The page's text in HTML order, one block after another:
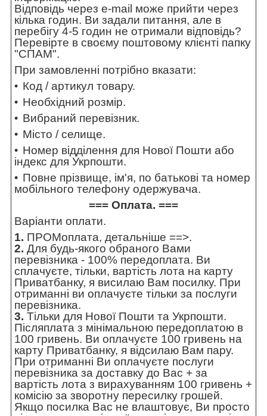
Відповідь через e-mail може прийти через
кілька годин. Ви задали питання, але в
перебігу 4-5 годин не отримали відповідь?
Перевірте в своєму поштовому клієнті папку
"СПАМ".
При замовленні потрібно вказати:
Код / артикул товару.
Необхідний розмір.
Вибраний перевізник.
Місто / селище.
Номер відділення для Нової Пошти або
індекс для Укрпошти.
Повне прізвище, ім'я, по батькові та номер
мобільного телефону одержувача.
=== Оплата. ===
Варіанти оплати.
1. ПРОМоплата, детальніше ==>.
2. Для будь-якого обраного Вами
перевізника - 100% передоплата. Ви
сплачуєте, тільки, вартість лота на карту
Приватбанку, я висилаю Вам посилку. При
отриманні ви оплачуєте тільки за послуги
перевізника.
3. Тільки для Нової Пошти та Укрпошти.
Післяплата з мінімальною передоплатою в
100 гривень. Ви оплачуєте 100 гривень на
карту Приватбанку, я відсилаю Вам пару.
При отриманні Ви оплачуєте послуги
перевізника за доставку до Вас + за
вартість лота з вирахуванням 100 гривень +
комісію за зворотну пересилку грошей.
Якщо посилка Вас не влаштовує, Ви просто